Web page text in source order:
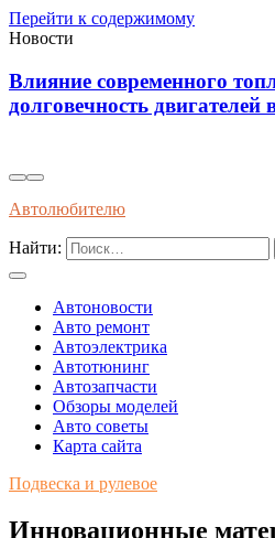
Перейти к содержимому
Новости
Влияние современного
долговечность двигателей
Автолюбителю
Найти:
Автоновости
Авто ремонт
Автоэлектрика
Автотюнинг
Автозапчасти
Обзоры моделей
Авто советы
Карта сайта
Подвеска и рулевое
Инновационные